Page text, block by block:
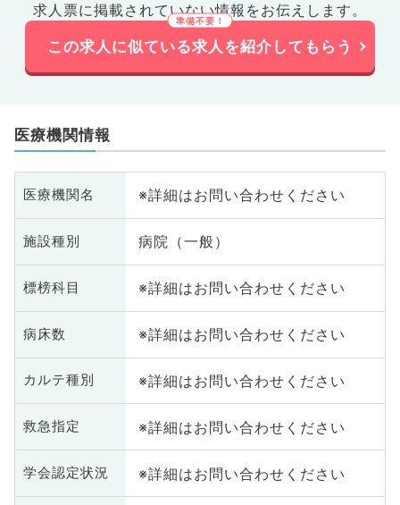
求人票に掲載されていない情報をお伝えします。
この求人に似ている求人を紹介してもらう
医療機関情報
医療機関名 ※詳細はお問い合わせください
施設種別 病院（一般）
標榜科目 ※詳細はお問い合わせください
病床数 ※詳細はお問い合わせください
カルテ種別 ※詳細はお問い合わせください
救急指定 ※詳細はお問い合わせください
学会認定状況 ※詳細はお問い合わせください